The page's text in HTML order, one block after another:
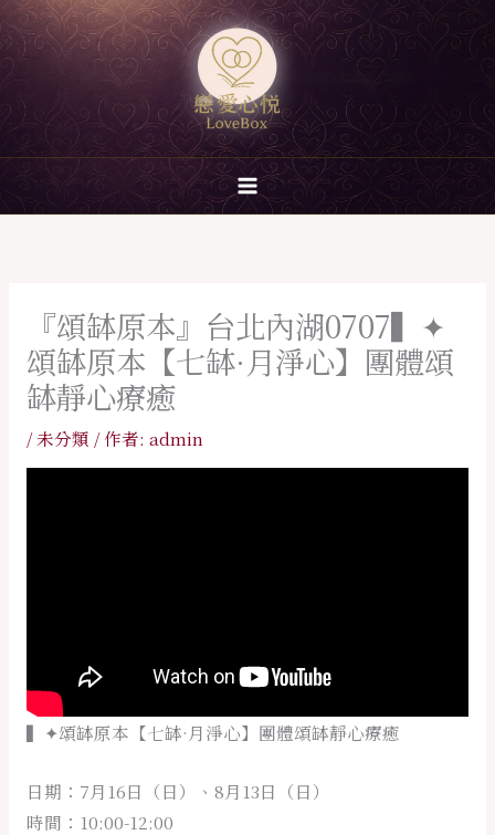
跳
至
主
要
內
『頌缽原本』台北內湖0707▍✦
頌缽原本【七缽·月淨心】團體頌
缽靜心療癒
/未分類 / 作者: admin
▍✦頌缽原本【七缽·月淨心】團體頌缽靜心療癒
日期：7月16日（日）、8月13日（日）
時間：10:00-12:00